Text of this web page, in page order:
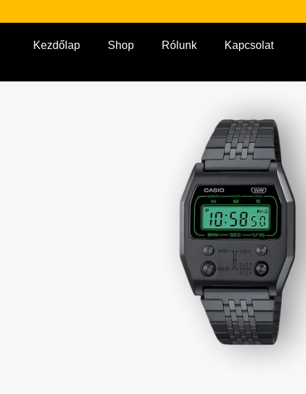
Kezdőlap Shop Rólunk Kapcsolat